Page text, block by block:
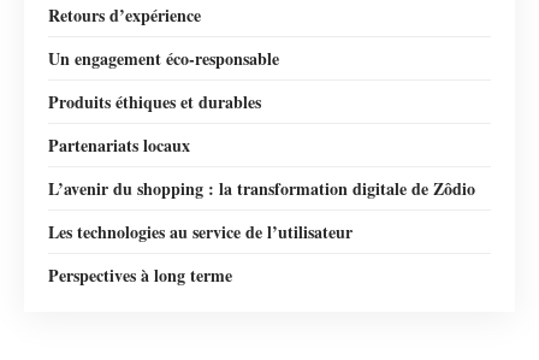
Retours d’expérience
Un engagement éco-responsable
Produits éthiques et durables
Partenariats locaux
L’avenir du shopping : la transformation digitale de Zôdio
Les technologies au service de l’utilisateur
Perspectives à long terme